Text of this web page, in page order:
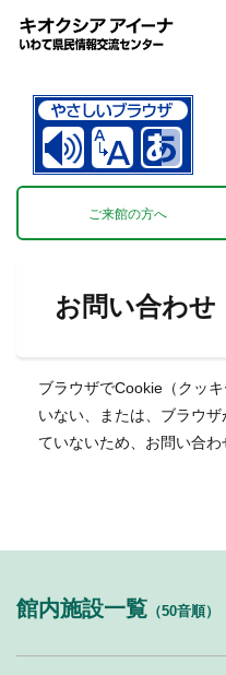
ご来館の方へ
お問い合わせ
ブラウザでCookie（クッ
いない、または、ブラウ
ていないため、お問い合わ
館内施設一覧 （50音順）